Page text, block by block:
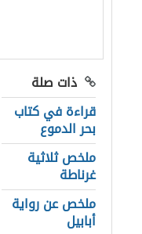
ذات صلة
قراءة في كتاب
بحر الدموع
ملخص ثلاثية
غرناطة
ملخص عن رواية
أبابيل